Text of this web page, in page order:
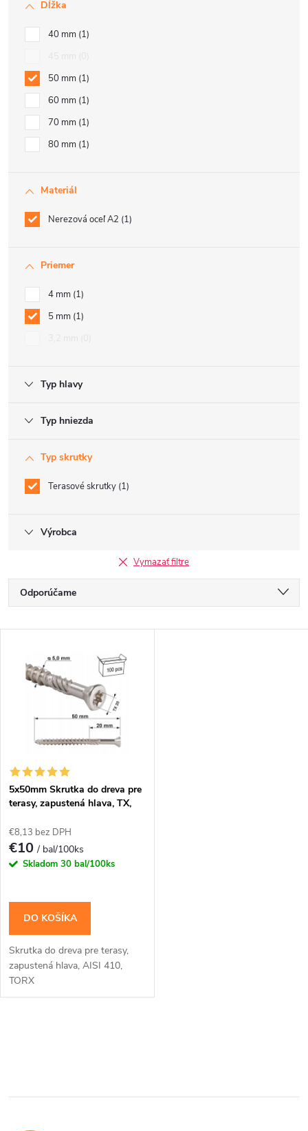
Dĺžka
40 mm 1
50 mm 1
60 mm 1
70 mm 1
80 mm 1
Materiál
Nerezová oceľ A2 1
Priemer
4 mm 1
5 mm 1
Typ hlavy
Typ hniezda
Typ skrutky
Terasové skrutky 1
Výrobca
Vymazať filtre
R
a
i
e
p
r
o
d
u
k
Odporúčame
Najpredávanejšie
s
p
r
u
k
v
5x50mm Skrutka do dreva pre
terasy, zapustená hlava, TX,
€8,13 bez DPH
€10/ bal/100ks
Skladom 30 bal/100ks
DO KOŠÍKA
Skrutka do dreva pre terasy,
zapustená hlava, AISI 410,
TORX
l